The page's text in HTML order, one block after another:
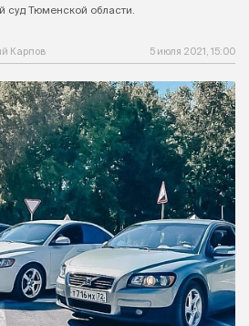
суд Тюменской области.
Карпов 5 июля 2021, 15:00